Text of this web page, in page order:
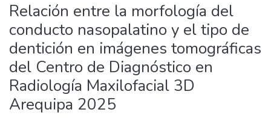
Relación entre la morfología del
conducto nasopalatino y el tipo de
dentición en imágenes tomográficas
del Centro de Diagnóstico en
Radiología Maxilofacial 3D
Arequipa 2025